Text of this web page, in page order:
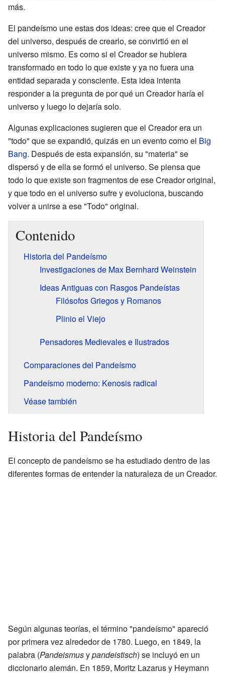
más.
El pandeísmo une estas dos ideas: cree que el Creador
del universo, después de crearlo, se convirtió en el
universo mismo. Es como si el Creador se hubiera
transformado en todo lo que existe y ya no fuera una
entidad separada y consciente. Esta idea intenta
responder a la pregunta de por qué un Creador haría el
universo y luego lo dejaría solo.
Algunas explicaciones sugieren que el Creador era un
"todo" que se expandió, quizás en un evento como el Big
Bang. Después de esta expansión, su "materia" se
dispersó y de ella se formó el universo. Se piensa que
todo lo que existe son fragmentos de ese Creador original,
y que todo en el universo sufre y evoluciona, buscando
volver a unirse a ese "Todo" original.
Contenido
Historia del Pandeísmo
Investigaciones de Max Bernhard Weinstein
Ideas Antiguas con Rasgos Pandeístas
Filósofos Griegos y Romanos
Plinio el Viejo
Pensadores Medievales e Ilustrados
Comparaciones del Pandeísmo
Pandeísmo moderno: Kenosis radical
Véase también
Historia del Pandeísmo
El concepto de pandeísmo se ha estudiado dentro de las
diferentes formas de entender la naturaleza de un Creador.
Según algunas teorías, el término "pandeísmo" apareció
por primera vez alrededor de 1780. Luego, en 1849, la
palabra (Pandeismusypandeistisch) se incluyó en un
diccionario alemán. En 1859, Moritz Lazarus y Heymann